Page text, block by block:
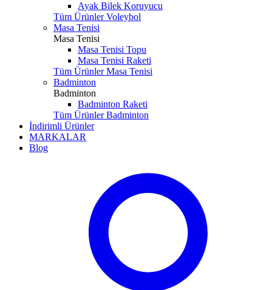
Ayak Bilek Koruyucu
Tüm Ürünler Voleybol
Masa Tenisi
Masa Tenisi
Masa Tenisi Topu
Masa Tenisi Raketi
Tüm Ürünler Masa Tenisi
Badminton
Badminton
Badminton Raketi
Tüm Ürünler Badminton
İndirimli Ürünler
MARKALAR
Blog